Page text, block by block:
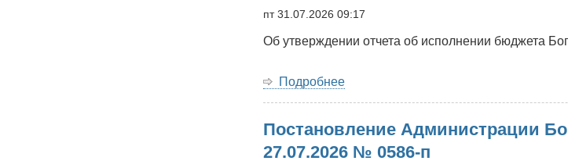
28.07.2026
№
пт 31.07.2026 09:17
Об утверждении отчета об исполнении бюджета
Подробнее
Боготольского
муниципального
округа
Постановление Администрации
27.07.2026 № 0586-п